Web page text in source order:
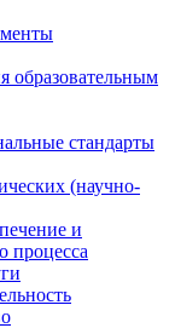
образовательным
стандарты
(научно-
и
процесса